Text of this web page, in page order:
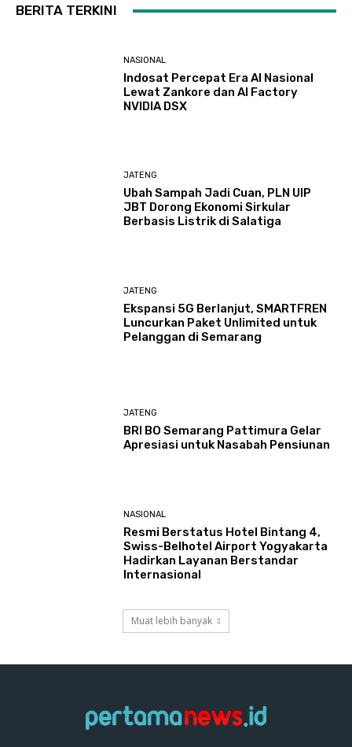
BERITA TERKINI
NASIONAL
Indosat Percepat Era AI Nasional
Lewat Zankore dan AI Factory
NVIDIA DSX
JATENG
Ubah Sampah Jadi Cuan, PLN UIP
JBT Dorong Ekonomi Sirkular
Berbasis Listrik di Salatiga
JATENG
Ekspansi 5G Berlanjut, SMARTFREN
Luncurkan Paket Unlimited untuk
Pelanggan di Semarang
JATENG
BRI BO Semarang Pattimura Gelar
Apresiasi untuk Nasabah Pensiunan
NASIONAL
Resmi Berstatus Hotel Bintang 4,
Swiss-Belhotel Airport Yogyakarta
Hadirkan Layanan Berstandar
Internasional
Muat lebih banyak